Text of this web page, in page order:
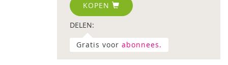
KOPEN
DELEN:
Gratis voor abonnees.